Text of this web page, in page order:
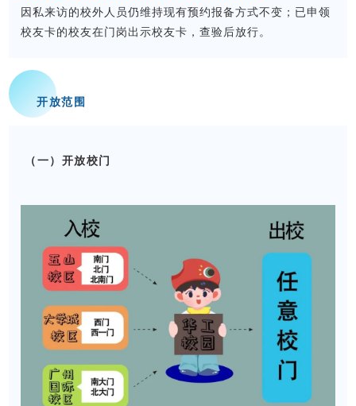
因私来访的校外人员仍维持现有预约报备方式不变； 已申领
校友卡的校友在门岗出示校友卡，查验后放行。
开放范围
（一）开放校门